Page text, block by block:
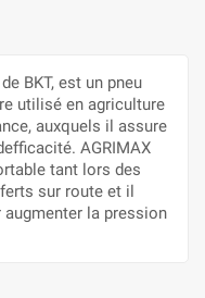
BKT, est un pneu
utilisé en agriculture
auxquels il assure
AGRIMAX
tant lors des
sur route et il
la pression